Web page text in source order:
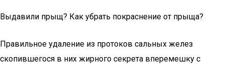
Выдавили прыщ? Как убрать покраснение от прыща?
Правильное удаление из протоков сальных желез
скопившегося в них жирного секрета вперемешку с